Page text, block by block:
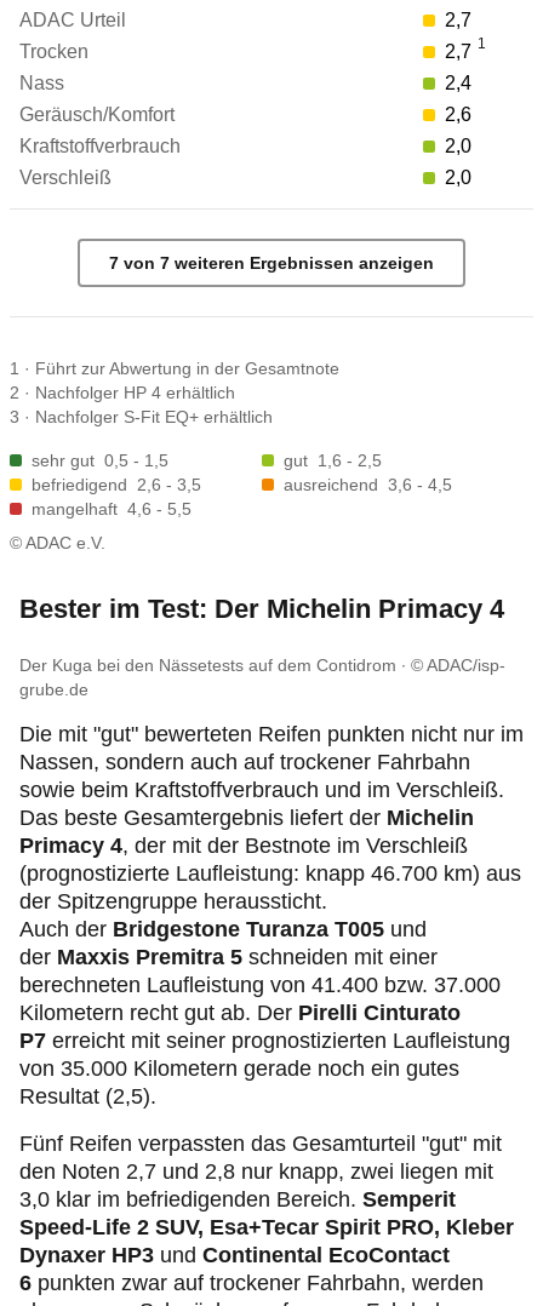
2,7
2,7 1
2,4
2,6
2,0
2,0
7 von 7 weiteren Ergebnissen anzeigen
1 · Führt zur Abwertung in der Gesamtnote
2 · Nachfolger HP 4 erhältlich
3 · Nachfolger S-Fit EQ+ erhältlich
sehr gut 0,5 - 1,5 gut 1,6 - 2,5
befriedigend
2,6 - 3,5 ausreichend 3,6 - 4,5
mangelhaft 4,6 - 5,5
© ADAC e.V.
Bester im Test: Der Michelin Primacy 4
Der Kuga bei den Nässetests auf dem Contidrom
© ADAC/isp-
grube.de
Die mit "gut" bewerteten Reifen punkten nicht nur im
Nassen, sondern auch auf trockener Fahrbahn
sowie beim Kraftstoffverbrauch und im Verschleiß.
Das beste Gesamtergebnis liefert der Michelin
Primacy 4, der mit der Bestnote im Verschleiß
(prognostizierte Laufleistung: knapp 46.700 km) aus
der Spitzengruppe heraussticht.
Auch der Bridgestone Turanza T005 und
der Maxxis Premitra 5 schneiden mit einer
berechneten Laufleistung von 41.400 bzw. 37.000
Kilometern recht gut ab. Der Pirelli Cinturato
P7 erreicht mit seiner prognostizierten Laufleistung
von 35.000 Kilometern gerade noch ein gutes
Resultat (2,5).
Fünf Reifen verpassten das Gesamturteil "gut" mit
den Noten 2,7 und 2,8 nur knapp, zwei liegen mit
3,0 klar im befriedigenden Bereich. Semperit
Speed-Life 2 SUV, Esa+Tecar Spirit PRO, Kleber
Dynaxer HP3 und Continental EcoContact
6 punkten zwar auf trockener Fahrbahn, werden